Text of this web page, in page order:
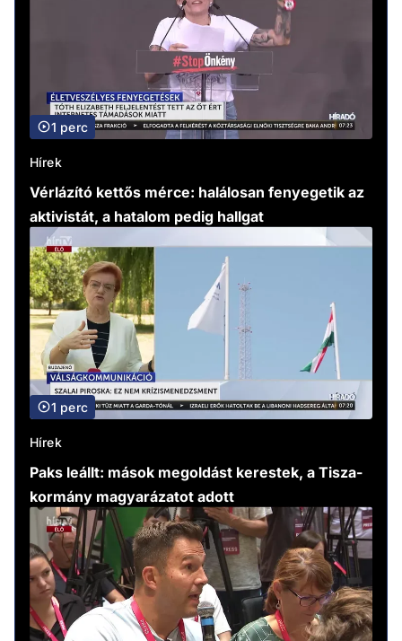
1 perc
Hírek
Vérlázító kettős mérce: halálosan fenyegetik az
aktivistát, a hatalom pedig hallgat
1 perc
Hírek
Paks leállt: mások megoldást kerestek, a Tisza-
kormány magyarázatot adott